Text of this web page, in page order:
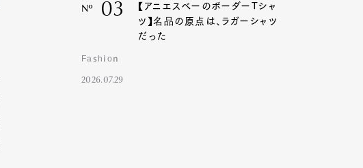
Nº 03
【アニエスベーのボーダーTシャ
ツ】名品の原点は、ラガーシャツ
だった
Fashion
2026.07.29